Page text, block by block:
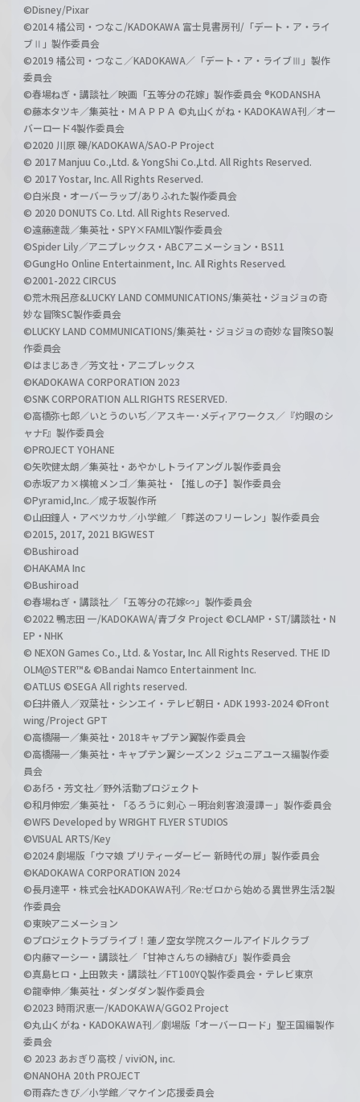
©Disney/Pixar
©2014 橘公司・つなこ/KADOKAWA 富士見書房刊/「デート・ア・ライ
ブⅡ」製作委員会
©2019 橘公司・つなこ／KADOKAWA／「デート・ア・ライブⅢ」製作
委員会
©春場ねぎ・講談社／映画「五等分の花嫁」製作委員会 ®KODANSHA
©藤本タツキ／集英社・ＭＡＰＰＡ ©丸山くがね・KADOKAWA刊／オー
バーロード4製作委員会
©2020 川原 礫/KADOKAWA/SAO-P Project
© 2017 Manjuu Co.,Ltd. & YongShi Co.,Ltd. All Rights Reserved.
© 2017 Yostar, Inc. All Rights Reserved.
©白米良・オーバーラップ/ありふれた製作委員会
© 2020 DONUTS Co. Ltd. All Rights Reserved.
©遠藤達哉／集英社・SPY×FAMILY製作委員会
©Spider Lily／アニプレックス・ABCアニメーション・BS11
©GungHo Online Entertainment, Inc. All Rights Reserved.
©2001-2022 CIRCUS
©荒木飛呂彦&LUCKY LAND COMMUNICATIONS/集英社・ジョジョの奇
妙な冒険SC製作委員会
©LUCKY LAND COMMUNICATIONS/集英社・ジョジョの奇妙な冒険SO製
作委員会
©はまじあき／芳文社・アニプレックス
©KADOKAWA CORPORATION 2023
©SNK CORPORATION ALL RIGHTS RESERVED.
©高橋弥七郎／いとうのいぢ／アスキー･メディアワークス／『灼眼のシ
ャナF』製作委員会
©PROJECT YOHANE
©矢吹健太朗／集英社・あやかしトライアングル製作委員会
©赤坂アカ×横槍メンゴ／集英社・【推しの子】製作委員会
©Pyramid,Inc.／成子坂製作所
©山田鐘人・アベツカサ／小学館／「葬送のフリーレン」製作委員会
©2015, 2017, 2021 BIGWEST
©Bushiroad
©HAKAMA Inc
©Bushiroad
©春場ねぎ・講談社／「五等分の花嫁∽」製作委員会
©2022 鴨志田 一/KADOKAWA/青ブタ Project ©CLAMP・ST/講談社・N
EP・NHK
© NEXON Games Co., Ltd. & Yostar, Inc. All Rights Reserved. THE ID
OLM@STER™& ©Bandai Namco Entertainment Inc.
©ATLUS ©SEGA All rights reserved.
©臼井儀人／双葉社・シンエイ・テレビ朝日・ADK 1993-2024 ©Front
wing/Project GPT
©高橋陽一／集英社・2018キャプテン翼製作委員会
©高橋陽一／集英社・キャプテン翼シーズン２ ジュニアユース編製作委
員会
©あfろ・芳文社／野外活動プロジェクト
©和月伸宏／集英社・「るろうに剣心 －明治剣客浪漫譚－」製作委員会
©WFS Developed by WRIGHT FLYER STUDIOS
©VISUAL ARTS/Key
©2024 劇場版「ウマ娘 プリティーダービー 新時代の扉」製作委員会
©KADOKAWA CORPORATION 2024
©長月達平・株式会社KADOKAWA刊／Re:ゼロから始める異世界生活2製
作委員会
©東映アニメーション
©プロジェクトラブライブ！蓮ノ空女学院スクールアイドルクラブ
©内藤マーシー・講談社／「甘神さんちの縁結び」製作委員会
©真島ヒロ・上田敦夫・講談社／FT100YQ製作委員会・テレビ東京
©龍幸伸／集英社・ダンダダン製作委員会
©2023 時雨沢恵一/KADOKAWA/GGO2 Project
©丸山くがね・KADOKAWA刊／劇場版「オーバーロード」聖王国編製作
委員会
© 2023 あおぎり高校 / viviON, inc.
©NANOHA 20th PROJECT
©雨森たきび／小学館／マケイン応援委員会